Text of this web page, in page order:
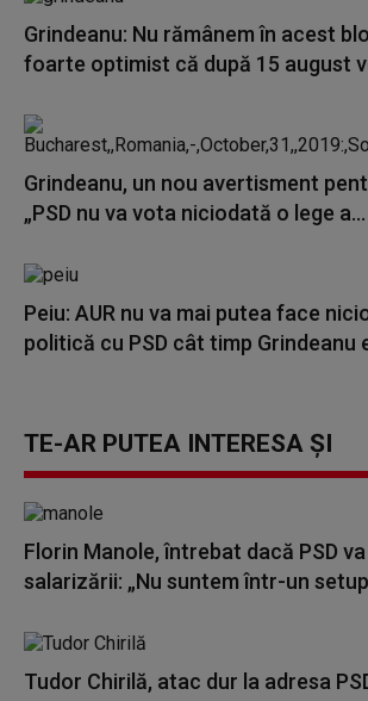
Grindeanu: Nu rămânem în acest
foarte optimist că după 15 august
Grindeanu, un nou avertisment
„PSD nu va vota niciodată o lege a...
Peiu: AUR nu va mai putea face
politică cu PSD cât timp Grindeanu
TE-AR PUTEA INTERESA ȘI
Florin Manole, întrebat dacă PSD
salarizării: „Nu suntem într-un
Tudor Chirilă, atac dur la adresa